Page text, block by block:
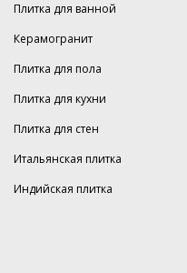
Плитка для ванной
Керамогранит
Плитка для пола
Плитка для кухни
Плитка для стен
Итальянская плитка
Индийская плитка